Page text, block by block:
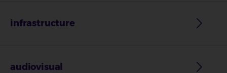
infrastructure
audiovisual